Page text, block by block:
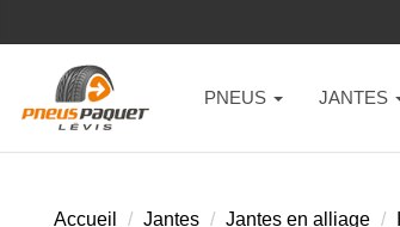
PNEUS JANTES
Accueil Jantes Jantes en alliage